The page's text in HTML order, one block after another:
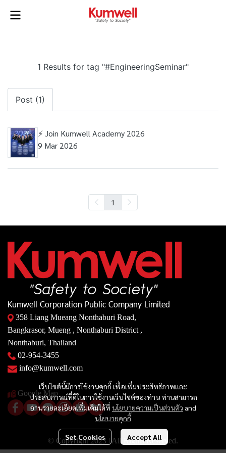
1 Results for tag "#EngineeringSeminar"
Post (1)
⚡️ Join Kumwell Academy 2026
9 Mar 2026
1
เว็บไซต์นี้มีการใช้งานคุกกี้ เพื่อเพิ่มประสิทธิภาพและ
ประสบการณ์ที่ดีในการใช้งานเว็บไซต์ของท่าน ท่านสามารถ
อ่านรายละเอียดเพิ่มเติมได้ที่ นโยบายความเป็นส่วนตัว and
นโยบายคุกกี้
Set Cookies Accept All
Kumwell Corporation Public Company Limited
358 Liang Mueang Nonthaburi Road,
Bangkrasor, Mueng , Nonthaburi District ,
Nonthaburi, Thailand
02-954-3455
info@kumwell.com
Google Map
© Copyright 2023 | All Rights Reserved.